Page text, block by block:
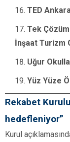
TED
Tek Çözüm
İnşaat Turizm
Uğur
Yüz Yüze
Rekabet
hedefleniyor”
Kurul